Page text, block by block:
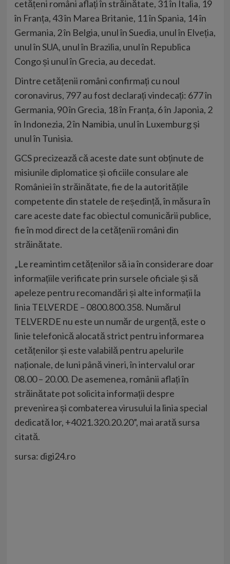
cetățeni români aflați în străinătate, 31 în Italia, 19
în Franța, 43 în Marea Britanie, 11 în Spania, 14 în
Germania, 2 în Belgia, unul în Suedia, unul în Elveția,
unul în SUA, unul în Brazilia, unul în Republica
Congo și unul în Grecia, au decedat.
Dintre cetățenii români confirmați cu noul
coronavirus, 797 au fost declarați vindecați: 677 în
Germania, 90 în Grecia, 18 în Franța, 6 în Japonia, 2
în Indonezia, 2 în Namibia, unul în Luxemburg și
unul în Tunisia.
GCS precizează că aceste date sunt obținute de
misiunile diplomatice și oficiile consulare ale
României în străinătate, fie de la autoritățile
competente din statele de reședință, în măsura în
care aceste date fac obiectul comunicării publice,
fie în mod direct de la cetățenii români din
străinătate.
„Le reamintim cetățenilor să ia în considerare doar
informațiile verificate prin sursele oficiale și să
apeleze pentru recomandări și alte informații la
linia TELVERDE – 0800.800.358. Numărul
TELVERDE nu este un număr de urgență, este o
linie telefonică alocată strict pentru informarea
cetățenilor și este valabilă pentru apelurile
naționale, de luni până vineri, în intervalul orar
08.00 – 20.00. De asemenea, românii aflați în
străinătate pot solicita informații despre
prevenirea și combaterea virusului la linia special
dedicată lor, +4021.320.20.20”, mai arată sursa
citată.
sursa: digi24.ro